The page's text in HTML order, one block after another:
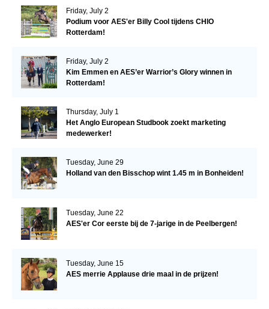
Friday, July 2
Podium voor AES'er Billy Cool tijdens CHIO
Rotterdam!
Friday, July 2
Kim Emmen en AES’er Warrior’s Glory winnen in
Rotterdam!
Thursday, July 1
Het Anglo European Studbook zoekt marketing
medewerker!
Tuesday, June 29
Holland van den Bisschop wint 1.45 m in Bonheiden!
Tuesday, June 22
AES'er Cor eerste bij de 7-jarige in de Peelbergen!
Tuesday, June 15
AES merrie Applause drie maal in de prijzen!